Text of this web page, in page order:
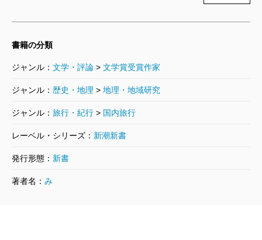
書籍の分類
ジャンル： 文学・評論 > 文学賞受賞作家
ジャンル： 歴史・地理 > 地理・地域研究
ジャンル： 旅行・紀行 > 国内旅行
レーベル・シリーズ： 新潮新書
発行形態： 新書
著者名： み